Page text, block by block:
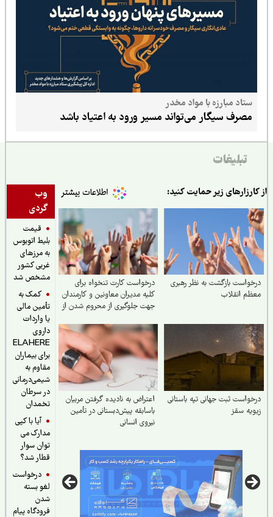
ستاد مبارزه با مواد مخدر
مصرف سیگار می‌تواند مسیر ورود به اعتیاد باشد
تبلیغات
وب
گردی
قیمت
بلیط اتوبوس
به مرزهای
غربی کشور
مشخص شد
کمک به
تأمین مالی
یا واردات
داروی
ELAHERE
برای بیماران
مقاوم به
شیمی‌درمانی
در سرطان
تخمدان
آیا با کپی
مدارک می
توان سوار
قطار شد؟
درخواست
لغو بسته
فرودگاه پیام
زیر حمایت کنید:
بازگشت به نظر رهبری
انقلاب
درخواست کارت تنخواه برای
کلیه مدیران معاونین و کارمندان
جهت جلوگیری از محروم شدن از
ثبت جهانی تپه باستانی
سقز
اعتراض به نادیده گرفتن مربیان
باسابقه پیش‌دبستانی در تأمین
نیروی انسانی